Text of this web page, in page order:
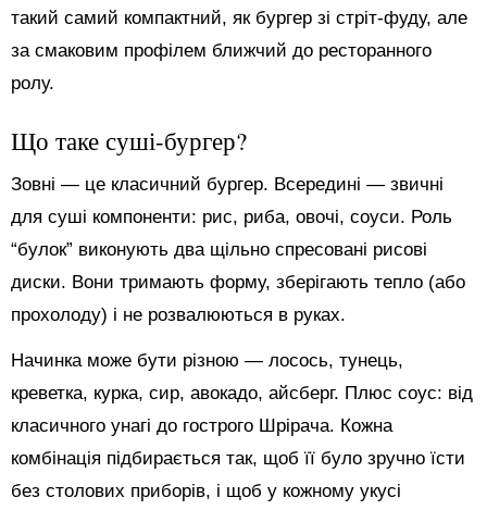
такий самий компактний, як бургер зі стріт-фуду, але
за смаковим профілем ближчий до ресторанного
ролу.
Що таке суші-бургер?
Зовні — це класичний бургер. Всередині — звичні
для суші компоненти: рис, риба, овочі, соуси. Роль
“булок” виконують два щільно спресовані рисові
диски. Вони тримають форму, зберігають тепло (або
прохолоду) і не розвалюються в руках.
Начинка може бути різною — лосось, тунець,
креветка, курка, сир, авокадо, айсберг. Плюс соус: від
класичного унагі до гострого Шрірача. Кожна
комбінація підбирається так, щоб її було зручно їсти
без столових приборів, і щоб у кожному укусі